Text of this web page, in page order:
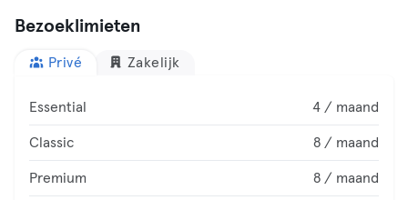
Bezoeklimieten
Privé Zakelijk
Essential 4 / maand
Classic 8 / maand
Premium 8 / maand